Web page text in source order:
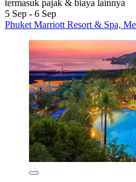
termasuk pajak & biaya lainnya
5 Sep - 6 Sep
Phuket Marriott Resort & Spa,